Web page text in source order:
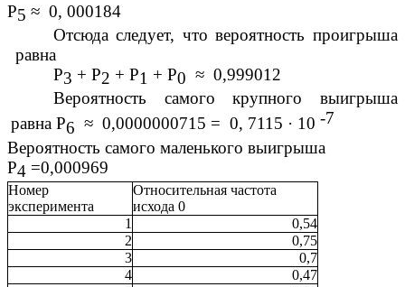
Р5 ≈ 0, 000184
Отсюда следует, что вероятность проигрыша
равна
Р3 + Р2 + Р1 + Р0 ≈ 0,999012
Вероятность самого крупного выигрыша
равна Р6 ≈ 0,0000000715 = 0, 7115 · 10 -7
Вероятность самого маленького выигрыша
Р4 =0,000969
Номер
эксперимента
Относительная частота
исхода 0
1
0,54
2
0,75
3
0,7
4
0,47